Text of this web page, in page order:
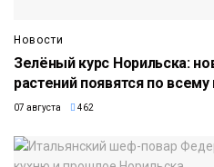
Новости
Зелёный курс Норильска:
растений появятся по всему
07 августа 462